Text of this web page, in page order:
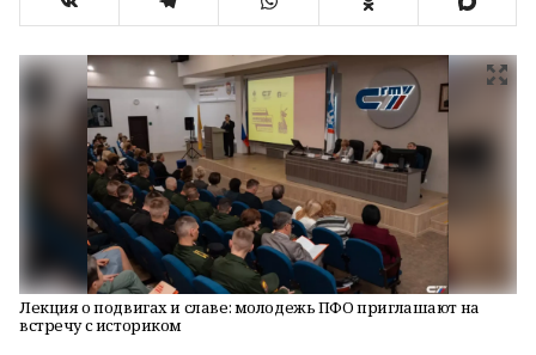
Лекция о подвигах и славе: молодежь ПФО приглашают на
встречу с историком